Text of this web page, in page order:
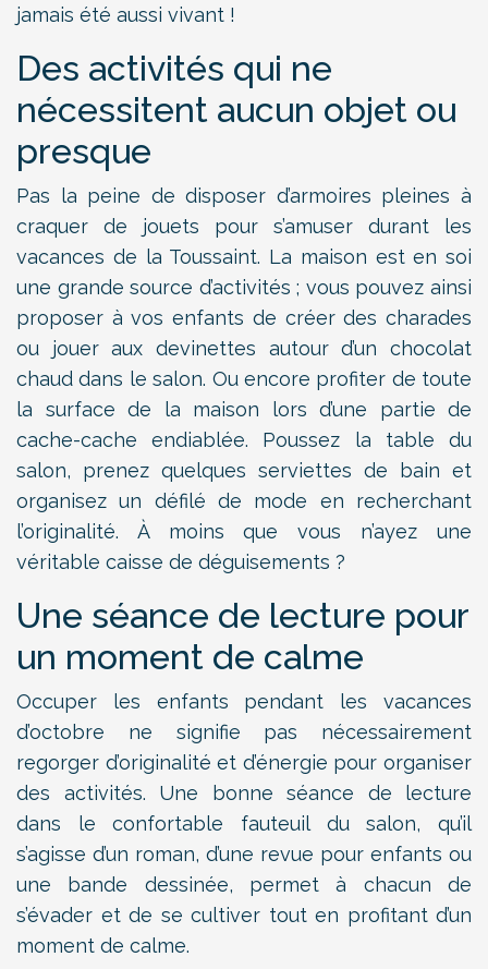
jamais été aussi vivant !
Des activités qui ne
nécessitent aucun objet ou
presque
Pas la peine de disposer d’armoires pleines à
craquer de jouets pour s’amuser durant les
vacances de la Toussaint. La maison est en soi
une grande source d’activités ; vous pouvez ainsi
proposer à vos enfants de créer des charades
ou jouer aux devinettes autour d’un chocolat
chaud dans le salon. Ou encore profiter de toute
la surface de la maison lors d’une partie de
cache-cache endiablée. Poussez la table du
salon, prenez quelques serviettes de bain et
organisez un défilé de mode en recherchant
l’originalité. À moins que vous n’ayez une
véritable caisse de déguisements ?
Une séance de lecture pour
un moment de calme
Occuper les enfants pendant les vacances
d’octobre ne signifie pas nécessairement
regorger d’originalité et d’énergie pour organiser
des activités. Une bonne séance de lecture
dans le confortable fauteuil du salon, qu’il
s’agisse d’un roman, d’une revue pour enfants ou
une bande dessinée, permet à chacun de
s’évader et de se cultiver tout en profitant d’un
moment de calme.